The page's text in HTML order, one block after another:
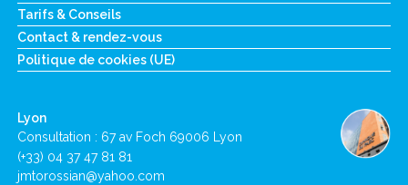
Tarifs & Conseils
Contact & rendez-vous
Politique de cookies (UE)
Lyon
Consultation : 67 av Foch 69006 Lyon
(+33) 04 37 47 81 81
jmtorossian@yahoo.com